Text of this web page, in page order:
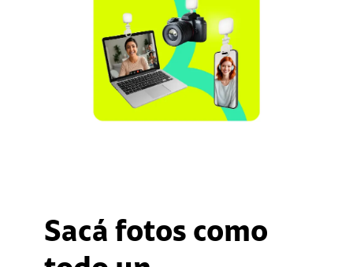
Sacá fotos como